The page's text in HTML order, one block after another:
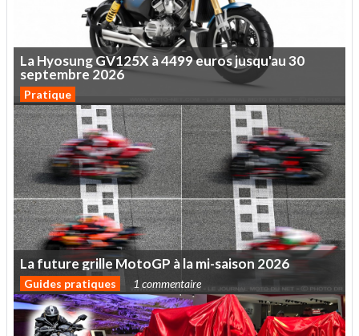
LaHyosungGV125X à4499eurosjusqu'au30
septembre 2026
Pratique
Lafuturegrille MotoGP àlami-saison 2026
Guides pratiques 1 commentaire